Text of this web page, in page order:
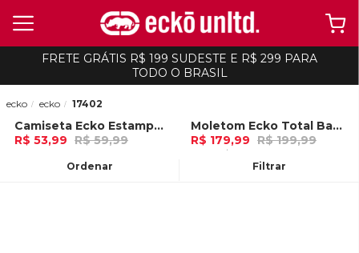
FRETE GRÁTIS R$ 199 SUDESTE E R$ 299 PARA
TODO O BRASIL
Ordenar Filtrar
ecko ecko 17402
-10%
Camiseta Ecko Estampada Branca
R$ 53,99 R$ 59,99
- 10%Moletom Ecko Total Basic Aberto Vermelho
R$ 179,99 R$ 199,99
6x de R$ 29,99 Ou